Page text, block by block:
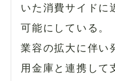
いた消費サイドに
可能にしている。
業容の拡大に伴い
用金庫と連携して